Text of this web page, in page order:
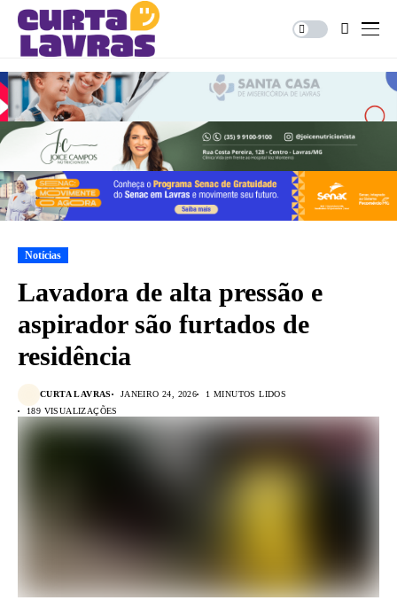
Notícias
Lavadora de alta pressão e
aspirador são furtados de
residência
CURTA LAVRAS JANEIRO 24, 2026
1 MINUTOS LIDOS
189 VISUALIZAÇÕES